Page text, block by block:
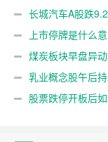
长城汽车A股跌
上市停牌是什么
煤炭板块早盘异
乳业概念股午后
股票跌停开板后